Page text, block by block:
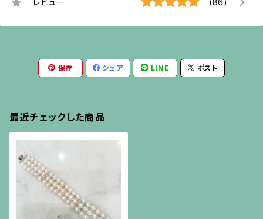
レビュー (86)
保存 シェア LINE ポスト
最近チェックした商品